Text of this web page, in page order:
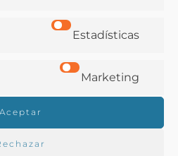
Estadísticas
Marketing
Aceptar
de plátanos [Material gráfico]